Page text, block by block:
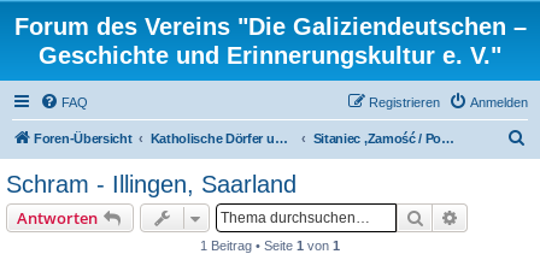
Forum des Vereins "Die Galiziendeutschen –
Geschichte und Erinnerungskultur e. V."
FAQ Anmelden
Registrieren
Foren-Übersicht Katholische Dörfer und ortsbezogene Familienforschung Sitaniec ,Zamość / Polen
Schram - Illingen, Saarland
Antworten Suche
1 Beitrag • Seite 1 von 1